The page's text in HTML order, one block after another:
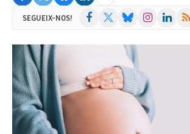
SEGUEIX-NOS! Facebook BlueskyInstagramLinkedIn
RSS